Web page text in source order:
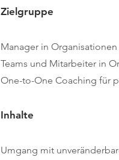
Zielgruppe
Manager in Organisationen
Teams und Mitarbeiter in
One-to-One Coaching für
Inhalte
Umgang mit